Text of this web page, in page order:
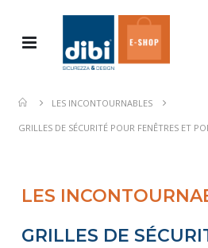
Basculer
navigation
LES INCONTOURNABLES
GRILLES DE SÉCURITÉ POUR FENÊTRES ET
LES
GRILLES DE